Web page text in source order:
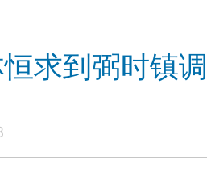
求到弼时镇